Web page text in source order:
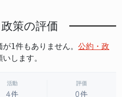
策の評価
1件もありません。 公約・政
します。
活動
4件
評価
0件